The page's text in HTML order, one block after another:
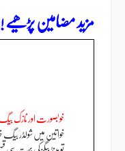
مزید مضامین پڑھیے !
خوبصورت اور نازک
خواتین میں شولڈر